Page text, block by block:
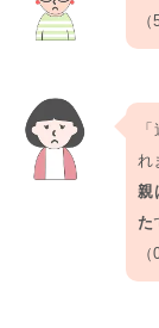
れ
親
た